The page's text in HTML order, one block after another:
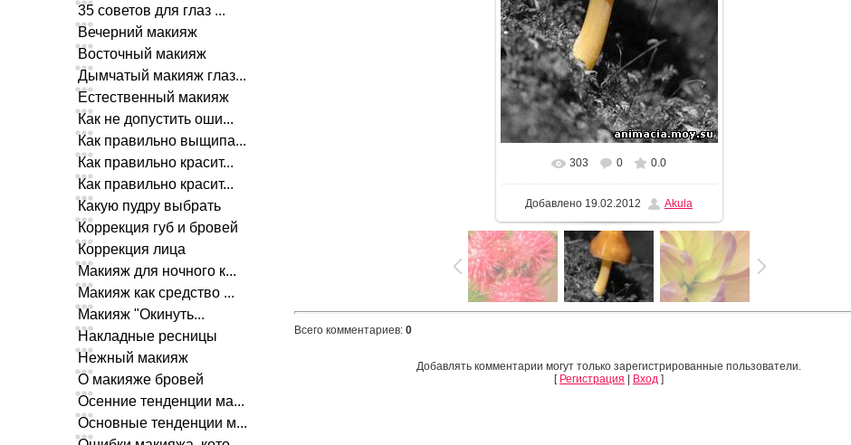
35 советов для глаз ...
Вечерний макияж
Восточный макияж
Дымчатый макияж глаз...
Естественный макияж
Как не допустить оши...
Как правильно выщипа...
Как правильно красит...
Как правильно красит...
Какую пудру выбрать
Коррекция губ и бровей
Коррекция лица
Макияж для ночного к...
Макияж как средство ...
Макияж "Окинуть...
Накладные ресницы
Нежный макияж
О макияже бровей
Осенние тенденции ма...
Основные тенденции м...
303 0 0.0
Добавлено 19.02.2012 Akula
Всего комментариев: 0
Добавлять комментарии могут только зарегистрированные пользователи.
[ Регистрация Вход ]